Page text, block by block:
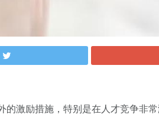
激励措施，特别是在人才竞争非